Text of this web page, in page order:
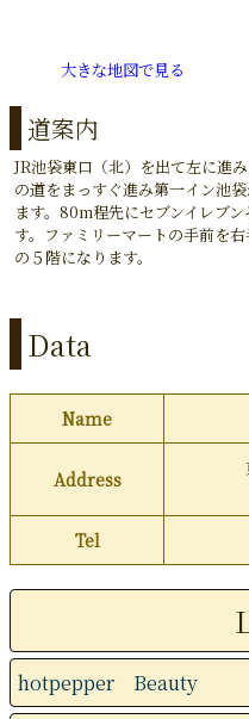
大きな地図で見る
道案内
JR池袋東口（北）を出て左に進
の道をまっすぐ進み第一イン池
ます。80m程先にセブンイレブ
す。ファミリーマートの手前を
の５階になります。
Data
Name
Address
Tel
hotpepper Beauty